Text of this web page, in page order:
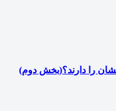
را دارند؟(بخش دوم)